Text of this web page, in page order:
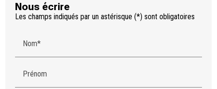
Nous écrire
Les champs indiqués par un astérisque (*) sont obligatoires
Nom*
Prénom